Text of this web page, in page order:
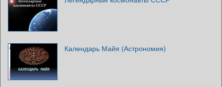
Календарь Майя (Астрономия)